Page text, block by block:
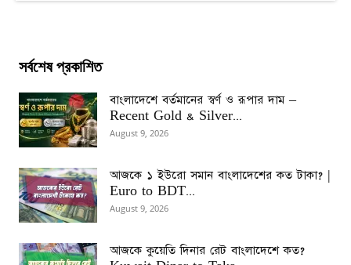
সর্বশেষ প্রকাশিত
বাংলাদেশে বর্তমানের স্বর্ণ ও রূপার দাম –
Recent Gold & Silver...
August 9, 2026
আজকে ১ ইউরো সমান বাংলাদেশের কত টাকা? |
Euro to BDT...
August 9, 2026
আজকে কুয়েতি দিনার রেট বাংলাদেশে কত?